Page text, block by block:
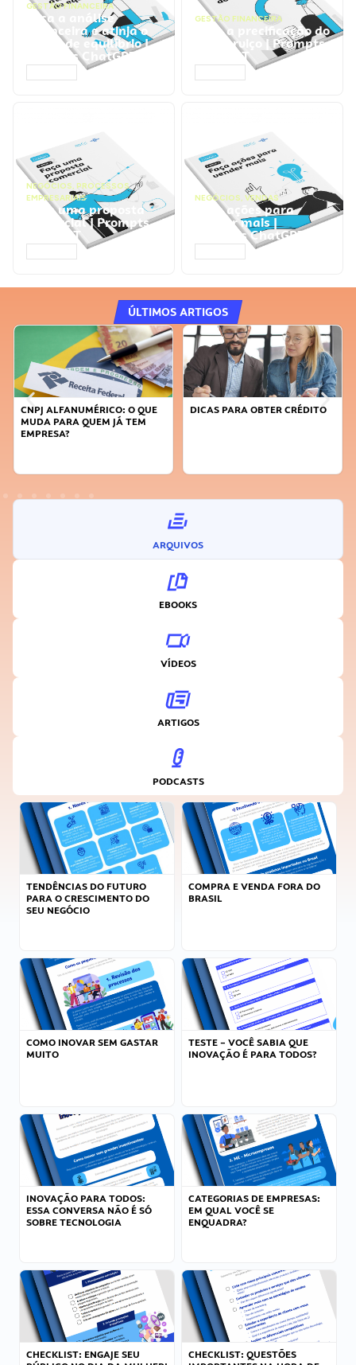
GESTÃO FINANCEIRA
Faça a análise
financeira e atinja o
ponto de equilíbrio |
Prompts ChatGPT
GESTÃO FINANCEIRA
Faça a precificação do
seu serviço | Prompts
ChatGPT
NEGÓCIOS, PROCESSOS
EMPRESARIAIS
Faça uma proposta
comercial | Prompts
ChatGPT
NEGÓCIOS, VENDAS
Faça ações para
vender mais |
Prompts ChatGPT
ÚLTIMOS ARTIGOS
CNPJ ALFANUMÉRICO: O QUE
MUDA PARA QUEM JÁ TEM
EMPRESA?
DICAS PARA OBTER CRÉDITO
ARQUIVOS
EBOOKS
VÍDEOS
ARTIGOS
PODCASTS
TENDÊNCIAS DO FUTURO
PARA O CRESCIMENTO DO
SEU NEGÓCIO
COMPRA E VENDA FORA DO
BRASIL
COMO INOVAR SEM GASTAR
MUITO
TESTE – VOCÊ SABIA QUE
INOVAÇÃO É PARA TODOS?
INOVAÇÃO PARA TODOS:
ESSA CONVERSA NÃO É SÓ
SOBRE TECNOLOGIA
CATEGORIAS DE EMPRESAS:
EM QUAL VOCÊ SE
ENQUADRA?
CHECKLIST: ENGAJE SEU
CHECKLIST: QUESTÕES